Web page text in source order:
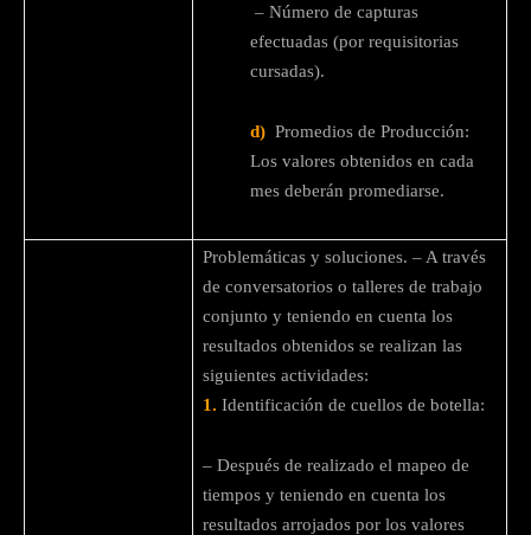
– Número de capturas
efectuadas (por requisitorias
cursadas).
d) Promedios de Producción:
Los valores obtenidos en cada
mes deberán promediarse.
Problemáticas y soluciones. – A través
de conversatorios o talleres de trabajo
conjunto y teniendo en cuenta los
resultados obtenidos se realizan las
siguientes actividades:
1. Identificación de cuellos de botella:
– Después de realizado el mapeo de
tiempos y teniendo en cuenta los
resultados arrojados por los valores